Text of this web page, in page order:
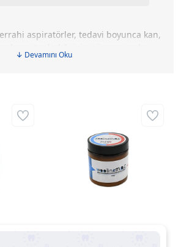
aspiratörler, tedavi boyunca kan,
cihazlar arasında yer alır.
bakımının aksatılmaması, hem
hem de tedavi odalarının günlük
yardımcı olur.
↓ Devamını Oku
Jefix WoolineMac